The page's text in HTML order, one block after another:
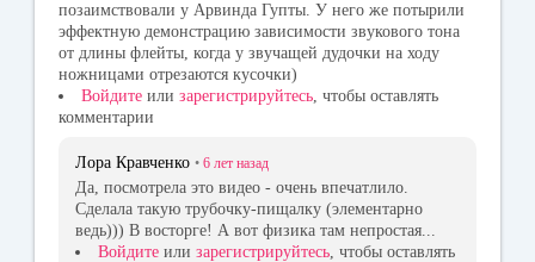
позаимствовали у Арвинда Гупты. У него же потырили
эффектную демонстрацию зависимости звукового тона
от длины флейты, когда у звучащей дудочки на ходу
ножницами отрезаются кусочки)
Войдите или зарегистрируйтесь, чтобы оставлять
комментарии
Лора Кравченко • 6 лет назад
Да, посмотрела это видео - очень впечатлило.
Сделала такую трубочку-пищалку (элементарно
ведь))) В восторге! А вот физика там непростая...
Войдите или зарегистрируйтесь , чтобы оставлять